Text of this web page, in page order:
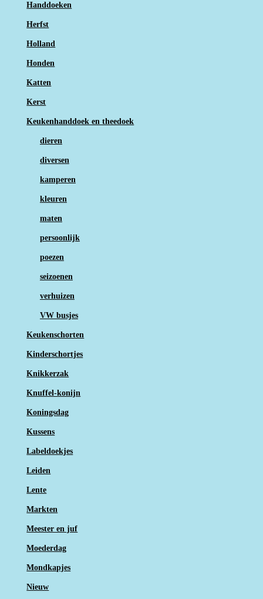
Handdoeken
Herfst
Holland
Honden
Katten
Kerst
Keukenhanddoek en theedoek
dieren
diversen
kamperen
kleuren
maten
persoonlijk
poezen
seizoenen
verhuizen
VW busjes
Keukenschorten
Kinderschortjes
Knikkerzak
Knuffel-konijn
Koningsdag
Kussens
Labeldoekjes
Leiden
Lente
Markten
Meester en juf
Moederdag
Mondkapjes
Nieuw